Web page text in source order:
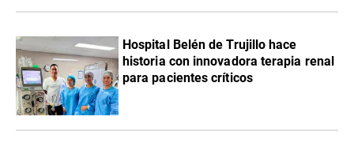
Hospital Belén de Trujillo hace
historia con innovadora terapia renal
para pacientes críticos